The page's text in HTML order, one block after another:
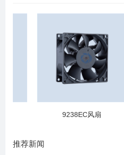
9238EC风扇
推荐新闻